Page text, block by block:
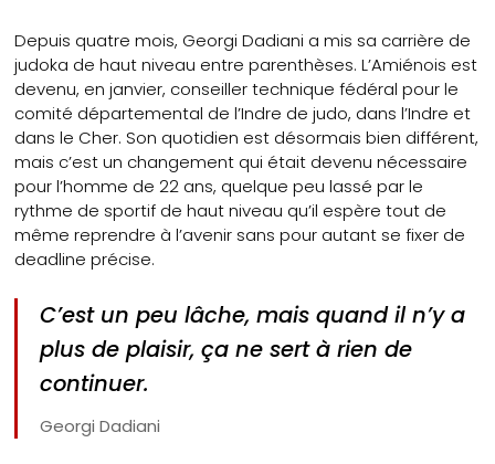
Depuis quatre mois, Georgi Dadiani a mis sa carrière de
judoka de haut niveau entre parenthèses. L’Amiénois est
devenu, en janvier, conseiller technique fédéral pour le
comité départemental de l’Indre de judo, dans l’Indre et
dans le Cher. Son quotidien est désormais bien différent,
mais c’est un changement qui était devenu nécessaire
pour l’homme de 22 ans, quelque peu lassé par le
rythme de sportif de haut niveau qu’il espère tout de
même reprendre à l’avenir sans pour autant se fixer de
deadline précise.
C’est un peu lâche, mais quand il n’y a
plus de plaisir, ça ne sert à rien de
continuer.
Georgi Dadiani